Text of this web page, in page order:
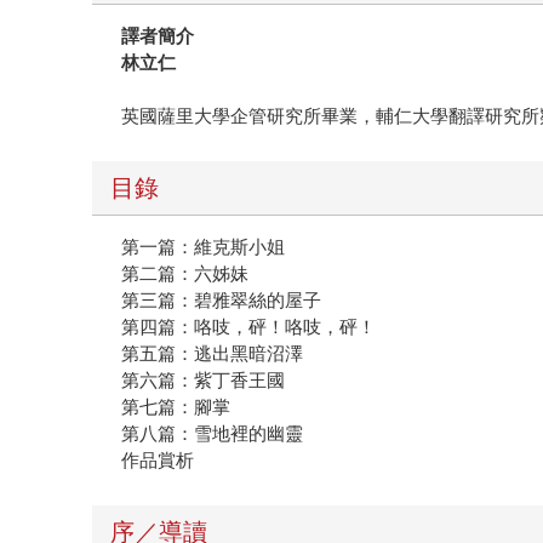
譯者簡介
林立仁
英國薩里大學企管研究所畢業，輔仁大學翻譯研究所
目錄
第一篇：維克斯小姐
第二篇：六姊妹
第三篇：碧雅翠絲的屋子
第四篇：咯吱，砰！咯吱，砰！
第五篇：逃出黑暗沼澤
第六篇：紫丁香王國
第七篇：腳掌
第八篇：雪地裡的幽靈
作品賞析
序／導讀